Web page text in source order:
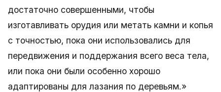
достаточно совершенными, чтобы
изготавливать орудия или метать камни и копья
с точностью, пока они использовались для
передвижения и поддержания всего веса тела,
или пока они были особенно хорошо
адаптированы для лазания по деревьям.»